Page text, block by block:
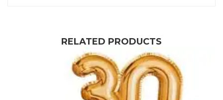
RELATED PRODUCTS